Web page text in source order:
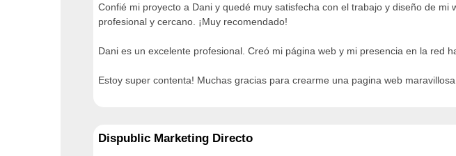
Confié mi proyecto a Dani y quedé muy satisfecha con el trabajo y diseño de
profesional y cercano. ¡Muy recomendado!
Dani es un excelente profesional. Creó mi página web y mi presencia en la red
Estoy super contenta! Muchas gracias para crearme una pagina web
Dispublic Marketing Directo